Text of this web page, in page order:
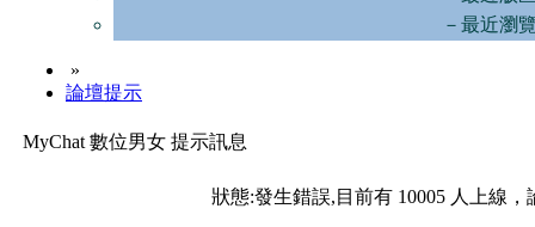
－最近瀏
»
論壇提示
MyChat 數位男女 提示訊息
狀態:發生錯誤,目前有 10005 人上線